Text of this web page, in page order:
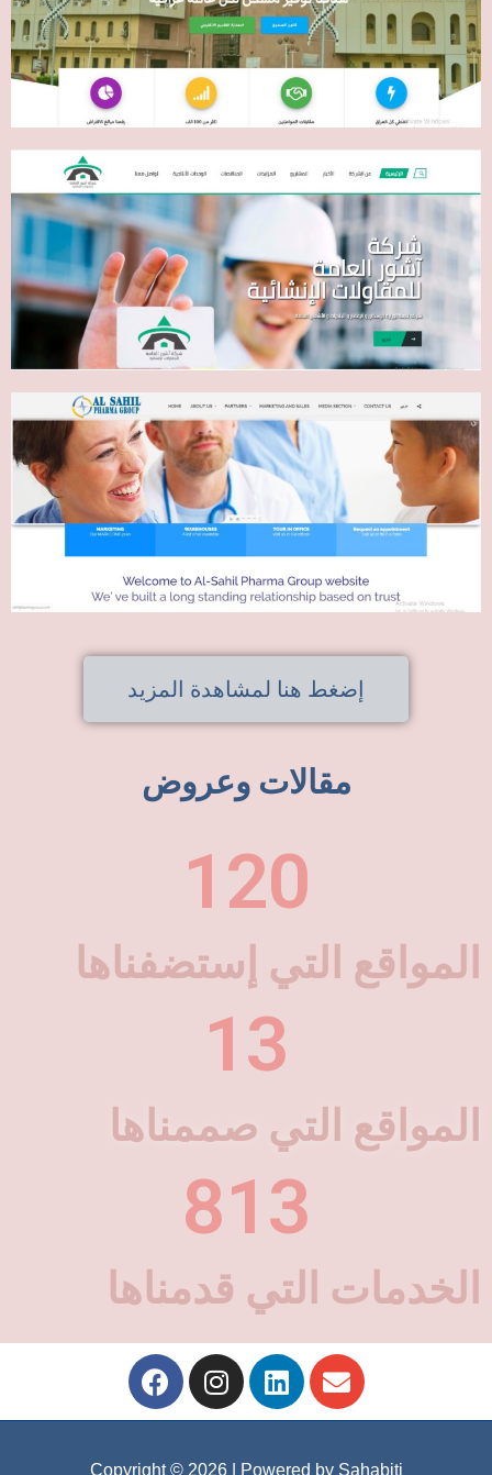
إضغط هنا لمشاهدة المزيد
مقالات وعروض
120
المواقع التي إستضفناها
13
المواقع التي صممناها
813
الخدمات التي قدمناها
Copyright © 2026 | Powered by Sahabiti